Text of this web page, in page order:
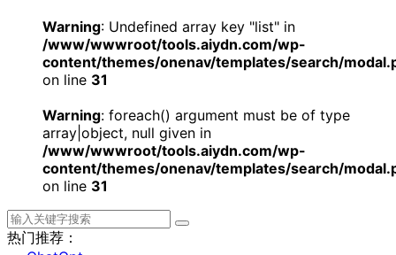
Warning: Undefined array key "list" in
/www/wwwroot/tools.aiydn.com/wp-
content/themes/onenav/templates/search/
on line 31
Warning: foreach() argument must be of type
array|object, null given in
/www/wwwroot/tools.aiydn.com/wp-
content/themes/onenav/templates/search/
on line 31
热门推荐：